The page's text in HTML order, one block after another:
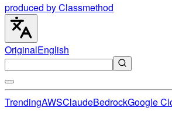
produced by Classmethod
OriginalEnglish
TrendingAWSClaudeBedrockGoogle